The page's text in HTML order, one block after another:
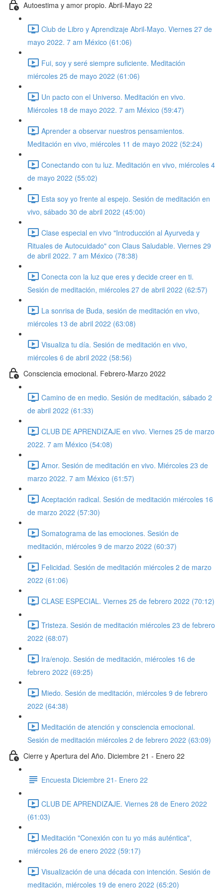
Autoestima y amor propio. Abril-Mayo 22
Club de Libro y Aprendizaje Abril-Mayo. Viernes 27 de
mayo 2022. 7 am México (61:06)
Fui, soy y seré siempre suficiente. Meditación
miércoles 25 de mayo 2022 (61:06)
Un pacto con el Universo. Meditación en vivo.
Miércoles 18 de mayo 2022. 7 am México (59:47)
Aprender a observar nuestros pensamientos.
Meditación en vivo, miércoles 11 de mayo 2022 (52:24)
Conectando con tu luz. Meditación en vivo, miércoles 4
de mayo 2022 (55:02)
Esta soy yo frente al espejo. Sesión de meditación en
vivo, sábado 30 de abril 2022 (45:00)
Clase especial en vivo "Introducción al Ayurveda y
Rituales de Autocuidado" con Claus Saludable. Viernes 29
de abril 2022. 7 am México (78:38)
Conecta con la luz que eres y decide creer en ti.
Sesión de meditación, miércoles 27 de abril 2022 (62:57)
La sonrisa de Buda, sesión de meditación en vivo,
miércoles 13 de abril 2022 (63:08)
Visualiza tu día. Sesión de meditación en vivo,
miércoles 6 de abril 2022 (58:56)
Consciencia emocional. Febrero-Marzo 2022
Camino de en medio. Sesión de meditación, sábado 2
de abril 2022 (61:33)
CLUB DE APRENDIZAJE en vivo. Viernes 25 de marzo
2022. 7 am México (54:08)
Amor. Sesión de meditación en vivo. Miércoles 23 de
marzo 2022. 7 am México (61:57)
Aceptación radical. Sesión de meditación miércoles 16
de marzo 2022 (57:30)
Somatograma de las emociones. Sesión de
meditación, miércoles 9 de marzo 2022 (60:37)
Felicidad. Sesión de meditación miércoles 2 de marzo
2022 (61:06)
CLASE ESPECIAL. Viernes 25 de febrero 2022 (70:12)
Tristeza. Sesión de meditación miércoles 23 de febrero
2022 (68:07)
Ira/enojo. Sesión de meditación, miércoles 16 de
febrero 2022 (69:25)
Miedo. Sesión de meditación, miércoles 9 de febrero
2022 (64:38)
Meditación de atención y consciencia emocional.
Sesión de meditación miércoles 2 de febrero 2022 (63:09)
Cierre y Apertura del Año. Diciembre 21 - Enero 22
Encuesta Diciembre 21- Enero 22
CLUB DE APRENDIZAJE. Viernes 28 de Enero 2022
(61:03)
Meditación "Conexión con tu yo más auténtica",
miércoles 26 de enero 2022 (59:17)
Visualización de una década con intención. Sesión de
meditación, miércoles 19 de enero 2022 (65:20)